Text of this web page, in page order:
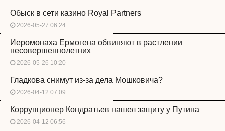
Обыск в сети казино Royal Partners
2026-05-27 06:24
Иеромонаха Ермогена обвиняют в растлении
несовершеннолетних
2026-05-26 10:20
Гладкова снимут из-за дела Мошковича?
2026-04-12 07:09
Коррупционер Кондратьев нашел защиту у Путина
2026-04-12 06:56